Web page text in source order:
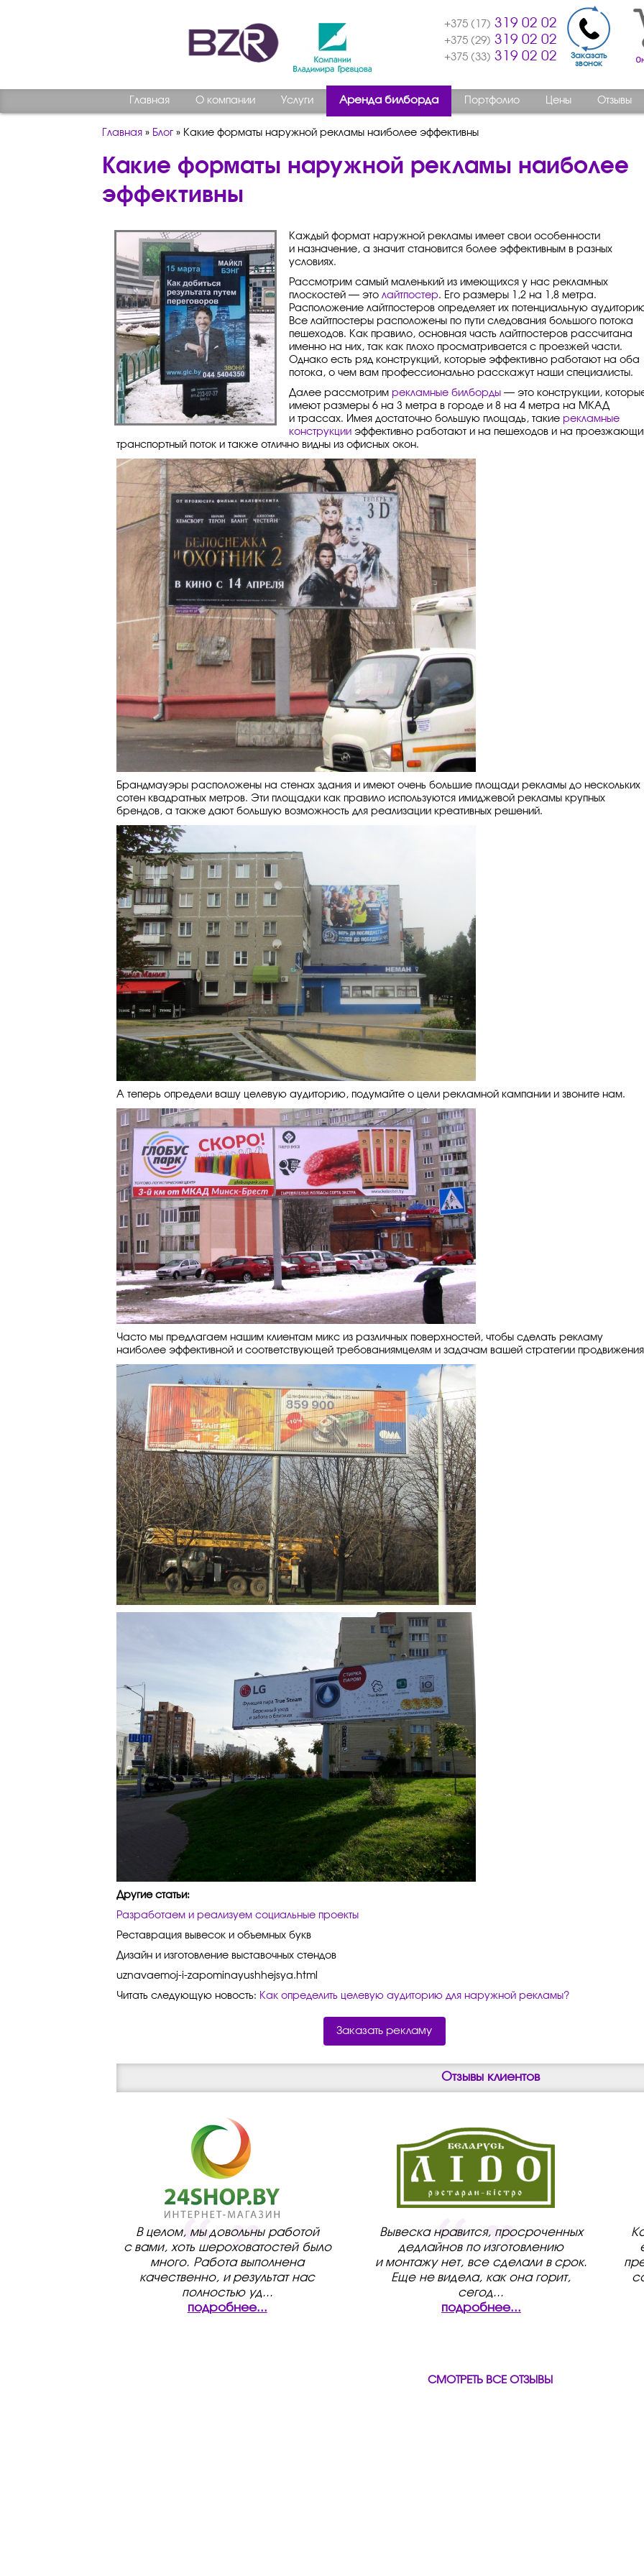
+375 (17) 319 02 02
+375 (29) 319 02 02
+375 (33) 319 02 02
Заказать
звонок
Главная О компании Услуги Аренда билборда Портфолио Цены Отзывы
Главная » Блог » Какие форматы наружной рекламы наиболее эффективны
Какие форматы наружной рекламы наиболее
эффективны
Каждый формат наружной рекламы имеет свои особенности
и назначение, а значит становится более эффективным в разных
условиях.
Рассмотрим самый маленький из имеющихся у нас рекламных
плоскостей — это лайтпостер. Его размеры 1,2 на 1,8 метра.
Расположение лайтпостеров определяет их потенциальную
Все лайтпостеры расположены по пути следования большого потока
пешеходов. Как правило, основная часть лайтпостеров рассчитана
именно на них, так как плохо просматривается с проезжей части.
Однако есть ряд конструкций, которые эффективно работают на оба
потока, о чем вам профессионально расскажут наши специалисты.
Далее рассмотрим рекламные билборды — это конструкции,
имеют размеры 6 на 3 метра в городе и 8 на 4 метра на МКАД
и трассах. Имея достаточно большую площадь, такие рекламные
конструкции эффективно работают и на пешеходов и на
транспортный поток и также отлично видны из офисных окон.
Брандмауэры расположены на стенах здания и имеют очень большие площади рекламы до нескольких
сотен квадратных метров. Эти площадки как правило используются имиджевой рекламы крупных
брендов, а также дают большую возможность для реализации креативных решений.
А теперь определи вашу целевую аудиторию, подумайте о цели рекламной кампании и звоните нам.
Часто мы предлагаем нашим клиентам микс из различных поверхностей, чтобы сделать рекламу
наиболее эффективной и соответствующей требованиямцелям и задачам вашей стратегии
Другие статьи:
Разработаем и реализуем социальные проекты
Реставрация вывесок и объемных букв
Дизайн и изготовление выставочных стендов
uznavaemoj-i-zapominayushhejsya.html
Читать следующую новость: Как определить целевую аудиторию для наружной рекламы?
Заказать рекламу
Отзывы клиентов
В целом, мы довольны работой
с вами, хоть шероховатостей было
много. Работа выполнена
качественно, и результат нас
полностью уд...
подробнее...
Вывеска нравится, просроченных
дедлайнов по изготовлению
и монтажу нет, все сделали в срок.
Еще не видела, как она горит,
сегод...
подробнее...
СМОТРЕТЬ ВСЕ ОТЗЫВЫ